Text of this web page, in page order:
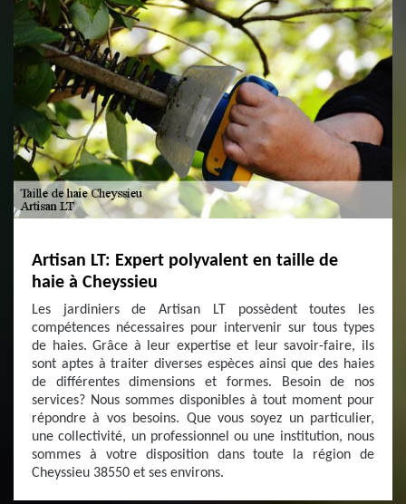
Artisan LT: Expert polyvalent en taille de
haie à Cheyssieu
Les jardiniers de Artisan LT possèdent toutes les
compétences nécessaires pour intervenir sur tous types
de haies. Grâce à leur expertise et leur savoir-faire, ils
sont aptes à traiter diverses espèces ainsi que des haies
de différentes dimensions et formes. Besoin de nos
services? Nous sommes disponibles à tout moment pour
répondre à vos besoins. Que vous soyez un particulier,
une collectivité, un professionnel ou une institution, nous
sommes à votre disposition dans toute la région de
Cheyssieu 38550 et ses environs.